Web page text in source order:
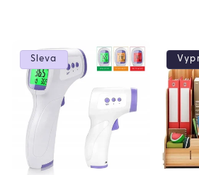
e
Sleva